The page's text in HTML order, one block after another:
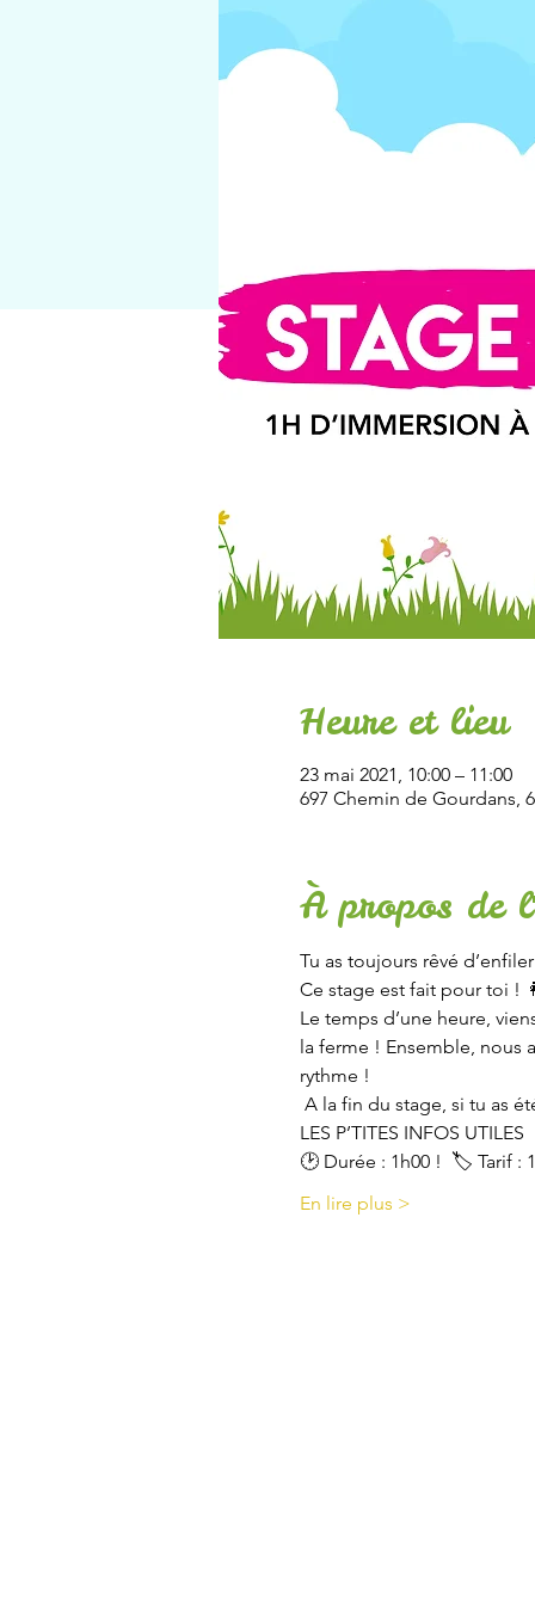
Heure et lieu
23 mai 2021, 10:00 – 11:00
697 Chemin de Gourdans,
À propos de
Tu as toujours rêvé
Ce stage est fait pour toi
Le temps d’une heure,
la ferme ! Ensemble,
rythme !
A la fin du stage, si tu as
LES P’TITES INFOS UTILES
🕑 Durée : 1h00 !  🏷 Tarif
En lire plus >